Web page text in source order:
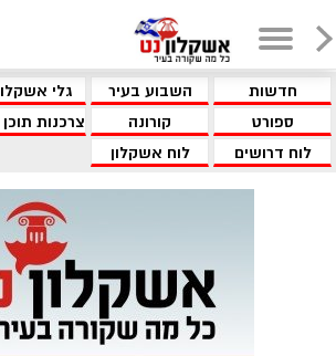
חדשות השבוע בעיר גלי
ספורט
קורונה צרכנות תוכן
לוח דרושים
לוח אשקלון